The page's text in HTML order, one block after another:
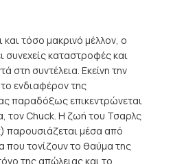
τόσο μακρινό μέλλον, ο
συνεχείς καταστροφές και
στη συντέλεια. Εκείνη την
ενδιαφέρον της
παραδόξως επικεντρώνεται
τον Chuck. Η ζωή του Τσαρλς
παρουσιάζεται μέσα από
που τονίζουν το θαύμα της
της απώλειας και το